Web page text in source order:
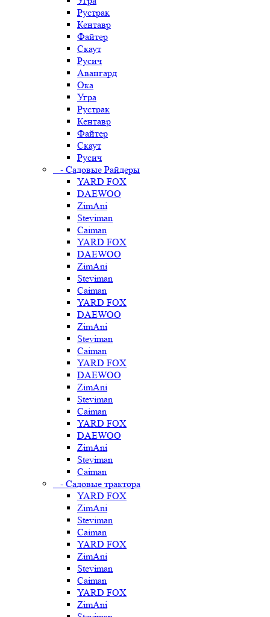
Рустрак
Кентавр
Файтер
Скаут
Русич
Авангард
Ока
Угра
Рустрак
Кентавр
Файтер
Скаут
Русич
- Садовые Райдеры
YARD FOX
DAEWOO
ZimAni
Steviman
Caiman
YARD FOX
DAEWOO
ZimAni
Steviman
Caiman
YARD FOX
DAEWOO
ZimAni
Steviman
Caiman
YARD FOX
DAEWOO
ZimAni
Steviman
Caiman
YARD FOX
DAEWOO
ZimAni
Steviman
Caiman
- Садовые трактора
YARD FOX
ZimAni
Steviman
Caiman
YARD FOX
ZimAni
Steviman
Caiman
YARD FOX
ZimAni